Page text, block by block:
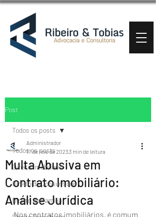
Post
Todos os posts
Direito Imobiliário
Direito do Consumidor
Direito de Família
Todos os posts
Multa Abusiva em
Contrato Imobiliário:
Análise Jurídica
Administrador
17 de nov. de 20233 min de leitura
Nos contratos imobiliários, é comum